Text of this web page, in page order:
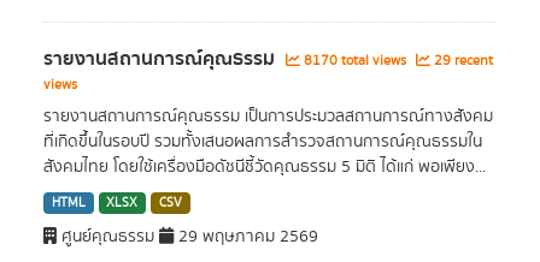
รายงานสถานการณ์คุณธรรม 8170 total views
29 recent
views
รายงานสถานการณ์คุณธรรม เป็นการประมวลสถานการณ์ทางสังคม
ที่เกิดขึ้นในรอบปี รวมทั้งเสนอผลการสำรวจสถานการณ์คุณธรรมใน
สังคมไทย โดยใช้เครื่องมือดัชนีชี้วัดคุณธรรม 5 มิติ ได้แก่ พอเพียง...
HTML XLSX CSV
ศูนย์คุณธรรม 29 พฤษภาคม 2569